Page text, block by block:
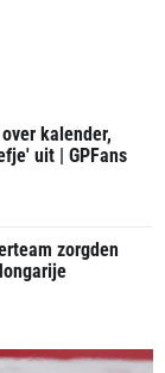
kalender,
uit | GPFans
zorgden